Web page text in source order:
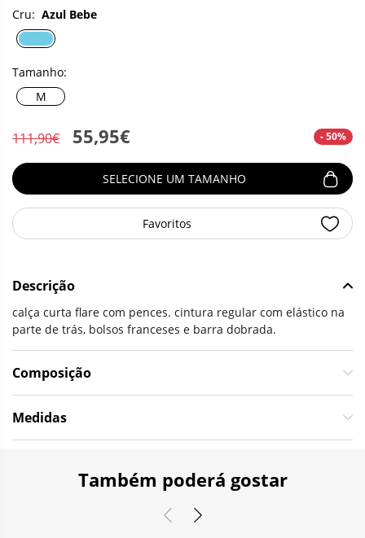
Cru: Azul Bebe
Tamanho:
M
111,90€ 55,95€ - 50%
SELECIONE UM TAMANHO
Favoritos
Descrição
calça curta flare com pences. cintura regular com elástico na
parte de trás, bolsos franceses e barra dobrada.
Composição
Medidas
Também poderá gostar